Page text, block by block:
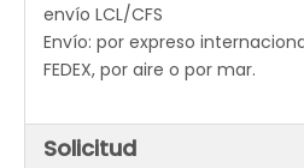
envío LCL/CFS
Envío: por expreso
FEDEX, por aire o por mar.
Solicitud